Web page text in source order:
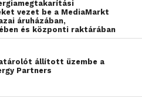
évben fokozott a
összefüggő
forgalmazó,
vezet be a MediaMarkt
áruházában,
és központi raktárában
állított üzembe a
Partners